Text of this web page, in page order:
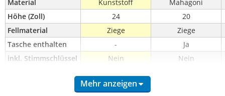
Material
Kunststoff
Mahagoni
Höhe (Zoll)
24
20
Fellmaterial
Ziege
Ziege
Tasche enthalten
-
Ja
inkl. Stimmschlüssel
Nein Nein
Mehr anzeigen